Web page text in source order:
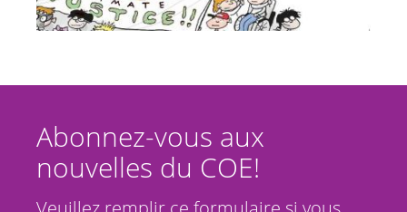
Abonnez-vous aux
nouvelles du COE!